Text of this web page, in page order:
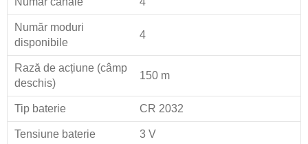
Număr moduri
disponibile
4
Rază de acțiune (câmp
deschis)
150 m
Tip baterie CR 2032
Tensiune baterie 3 V